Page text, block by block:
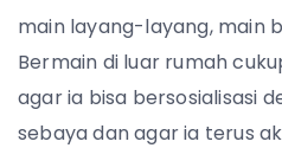
main layang-layang, main
Bermain di luar rumah
agar ia bisa bersosialisasi
sebaya dan agar ia terus